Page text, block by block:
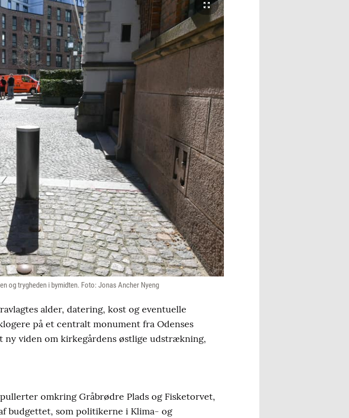
og trygheden i bymidten. Foto: Jonas Ancher Nyeng
alder, datering, kost og eventuelle
på et centralt monument fra Odenses
ny viden om kirkegårdens østlige udstrækning,
omkring Gråbrødre Plads og Fisketorvet,
budgettet, som politikerne i Klima- og